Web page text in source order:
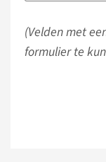
(Velden met
formulier te